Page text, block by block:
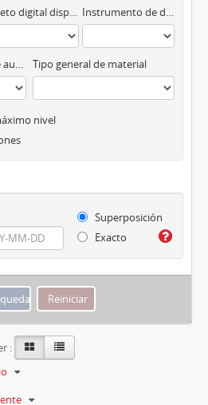
Objeto digital disponibles Instrumento de descripción
Régimen de derechos de autor Tipo general de material
nivel
Superposición
Exacto
: